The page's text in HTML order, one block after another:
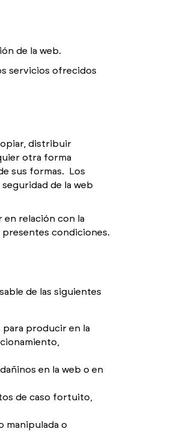
de la web.
servicios ofrecidos
distribuir
otra forma
sus formas. Los
de la web
en relación con la
condiciones.
de las siguientes
para producir en la
en la web o en
de caso fortuito,
manipulada o